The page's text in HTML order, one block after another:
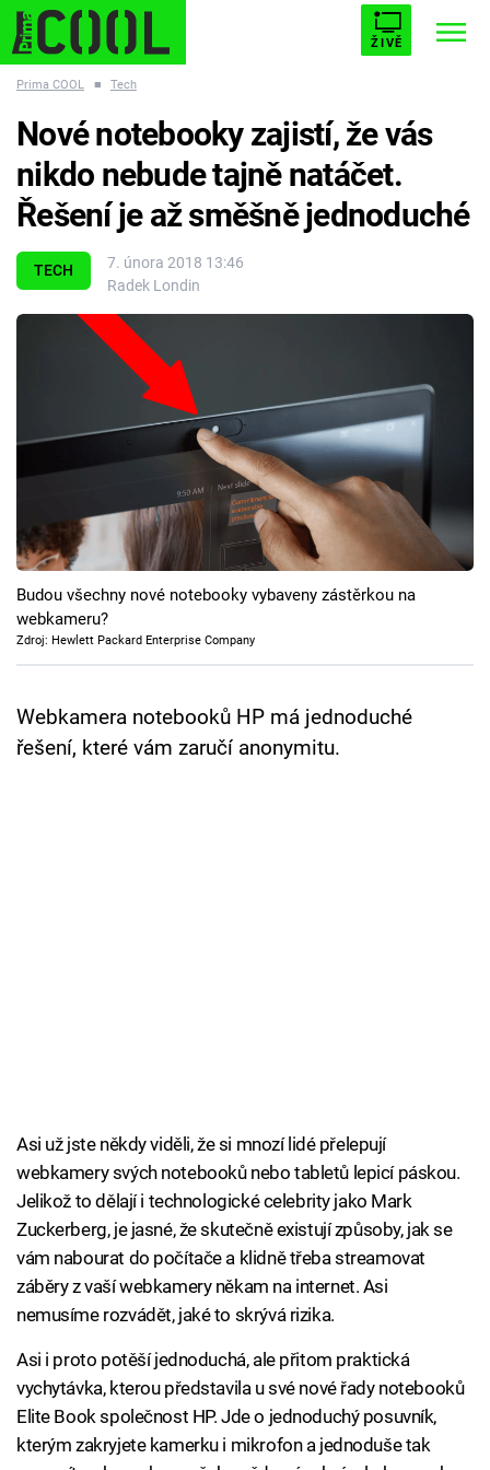
ŽIVĚ
ESCAPE PLNEJ KOTEL AVENGERS 5
Témata
Cool Esport
Pořady
TV Program
Sledujte prima+
Přihlášení
Prima COOL ■ Tech
TECH
7. února 2018 13:46
Radek Londin
Nové notebooky zajistí, že vás
nikdo nebude tajně natáčet.
Řešení je až směšně jednoduché
Budou všechny nové notebooky vybaveny zástěrkou na
webkameru?
Zdroj: Hewlett Packard Enterprise Company
Webkamera notebooků HP má jednoduché
řešení, které vám zaručí anonymitu.
Asi už jste někdy viděli, že si mnozí lidé přelepují
webkamery svých notebooků nebo tabletů lepicí páskou.
Jelikož to dělají i technologické celebrity jako Mark
Zuckerberg, je jasné, že skutečně existují způsoby, jak se
vám nabourat do počítače a klidně třeba streamovat
záběry z vaší webkamery někam na internet. Asi
nemusíme rozvádět, jaké to skrývá rizika.
Asi i proto potěší jednoduchá, ale přitom praktická
vychytávka, kterou představila u své nové řady notebooků
Elite Book společnost HP. Jde o jednoduchý posuvník,
kterým zakryjete kamerku i mikrofon a jednoduše tak